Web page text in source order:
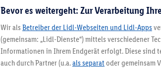
Bevor es weitergeht: Zur Verarbeitung
Wir als Betreiber der Lidl-Webseiten und Lidl-Apps
(gemeinsam: „Lidl-Dienste“) mittels verschiedener
Informationen in Ihrem Endgerät erfolgt. Diese sind
auch durch Partner (u.a.als separat oder gemeinsam